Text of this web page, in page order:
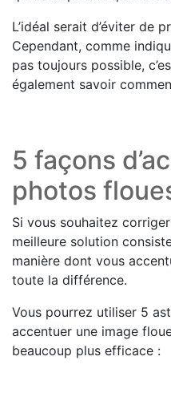
L’idéal serait d’éviter de
Cependant, comme
pas toujours possible,
également savoir
5 façons
photos
Si vous souhaitez
meilleure solution
manière dont vous
toute la différence.
Vous pourrez utiliser 5
accentuer une image
beaucoup plus efficace :